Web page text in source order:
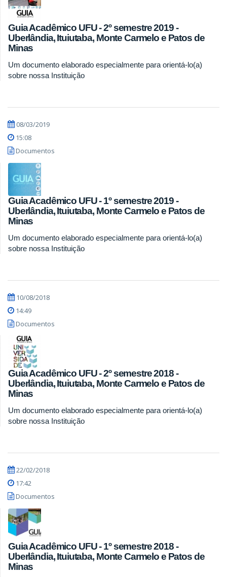
Guia Acadêmico UFU - 2º semestre 2019 -
Uberlândia, Ituiutaba, Monte Carmelo e Patos de
Minas
Um documento elaborado especialmente para orientá-lo(a)
sobre nossa Instituição
08/03/2019
15:08
Documentos
Guia Acadêmico UFU - 1º semestre 2019 -
Uberlândia, Ituiutaba, Monte Carmelo e Patos de
Minas
Um documento elaborado especialmente para orientá-lo(a)
sobre nossa Instituição
10/08/2018
14:49
Documentos
Guia Acadêmico UFU - 2º semestre 2018 -
Uberlândia, Ituiutaba, Monte Carmelo e Patos de
Minas
Um documento elaborado especialmente para orientá-lo(a)
sobre nossa Instituição
22/02/2018
17:42
Documentos
Guia Acadêmico UFU - 1º semestre 2018 -
Uberlândia, Ituiutaba, Monte Carmelo e Patos de
Minas